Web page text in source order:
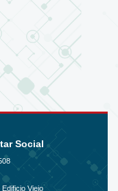
Social
Viejo